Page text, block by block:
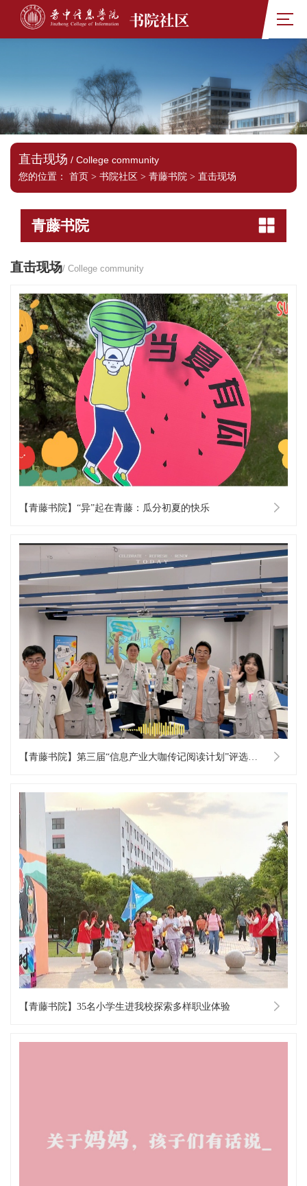
书院社区
直击现场 / College community
您的位置：
首页 > 书院社区 > 青藤书院 > 直击现场
青藤书院
直击现场/ College community
【青藤书院】“异”起在青藤：瓜分初夏的快乐
【青藤书院】第三届“信息产业大咖传记阅读计划”评选工作
【青藤书院】35名小学生进我校探索多样职业体验